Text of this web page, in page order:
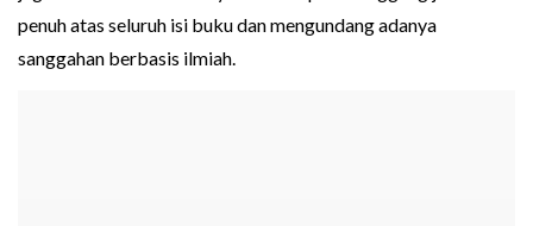
penuh atas seluruh isi buku dan mengundang adanya
sanggahan berbasis ilmiah.